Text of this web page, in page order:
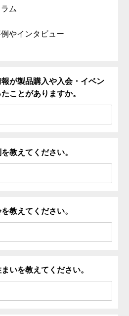
ム
やインタビュー
が製品購入や入会・イベン
ことがありますか。
教えてください。
教えてください。
いを教えてください。